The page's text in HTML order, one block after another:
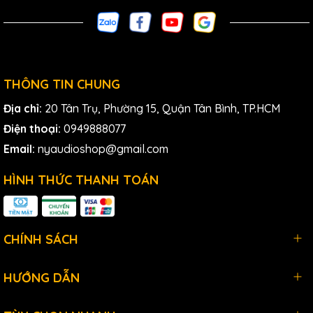
IK Multimedia iLoud MTM MKII Powered Studio Monitor là
giải pháp âm thanh chất lượng cao cho phòng thu của
mình. Với thiết kế nhỏ gọn, công nghệ hiện đại và khả năng
tái tạo âm thanh chính xác, sản phẩm này chắc chắn sẽ
THÔNG TIN CHUNG
Địa chỉ: 20 Tân Trụ, Phường 15, Quận Tân Bình, TP.HCM
Điện thoại: 0949888077
Email: nyaudioshop@gmail.com
HÌNH THỨC THANH TOÁN
CHÍNH SÁCH
HƯỚNG DẪN